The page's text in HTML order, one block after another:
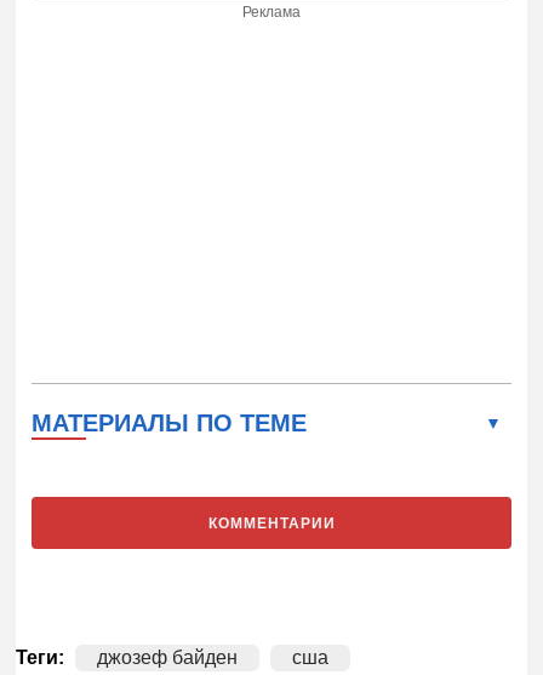
Реклама
МАТЕРИАЛЫ ПО ТЕМЕ
КОММЕНТАРИИ
Теги: джозеф байден сша